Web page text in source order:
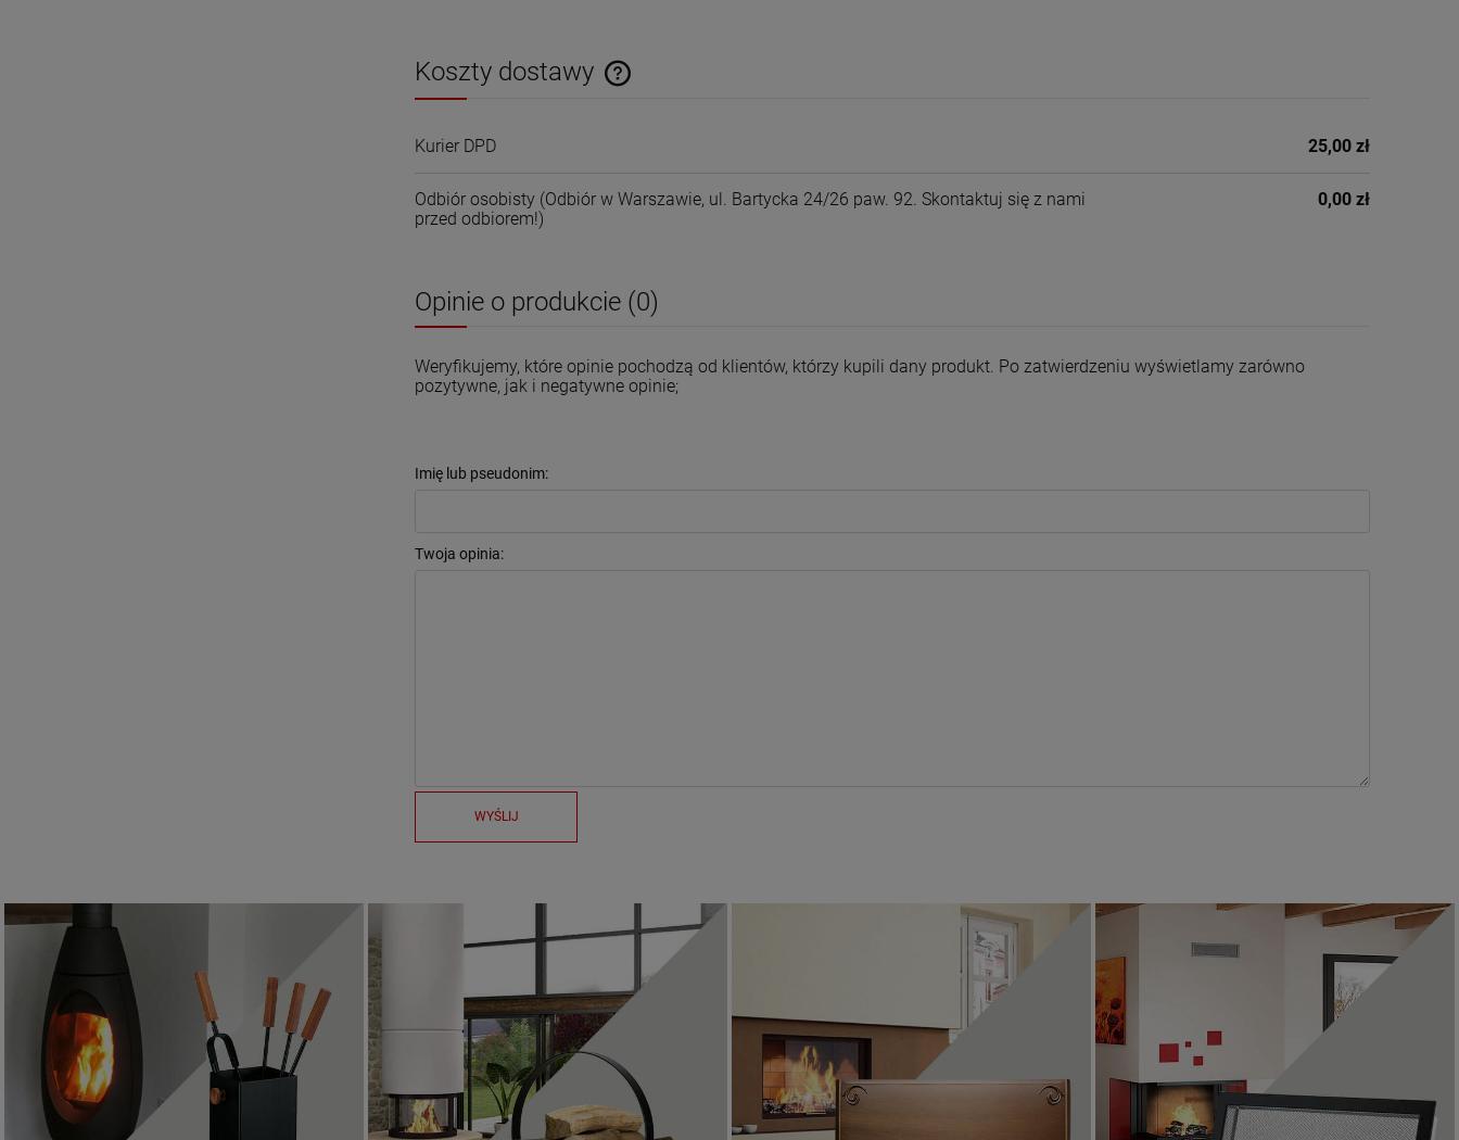
Koszty dostawy
Kurier DPD 25,00 zł
Odbiór osobisty (Odbiór w Warszawie, ul. Bartycka 24/26 paw. 92. Skontaktuj się z nami
przed odbiorem!)
0,00 zł
Opinie o produkcie (0)
Weryfikujemy, które opinie pochodzą od klientów, którzy kupili dany produkt. Po zatwierdzeniu wyświetlamy zarówno
pozytywne, jak i negatywne opinie;
Imię lub pseudonim:
Twoja opinia:
WYŚLIJ
ZOBACZ ZOBACZ